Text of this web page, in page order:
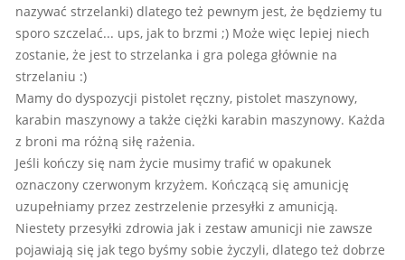
nazywać strzelanki) dlatego też pewnym jest, że będziemy tu
sporo szczelać... ups, jak to brzmi ;) Może więc lepiej niech
zostanie, że jest to strzelanka i gra polega głównie na
strzelaniu :)
Mamy do dyspozycji pistolet ręczny, pistolet maszynowy,
karabin maszynowy a także ciężki karabin maszynowy. Każda
z broni ma różną siłę rażenia.
Jeśli kończy się nam życie musimy trafić w opakunek
oznaczony czerwonym krzyżem. Kończącą się amunicję
uzupełniamy przez zestrzelenie przesyłki z amunicją.
Niestety przesyłki zdrowia jak i zestaw amunicji nie zawsze
pojawiają się jak tego byśmy sobie życzyli, dlatego też dobrze